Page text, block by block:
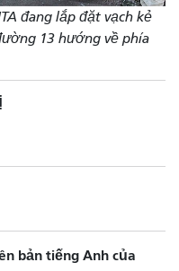
đang lắp đặt vạch kẻ
13 hướng về phía
bản tiếng Anh của